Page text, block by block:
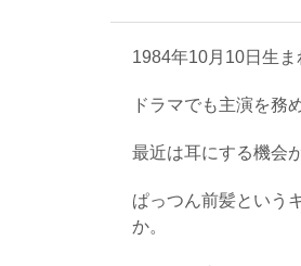
1984年10月10日生
ドラマでも主演を務
最近は耳にする機会
ぱっつん前髪という
か。